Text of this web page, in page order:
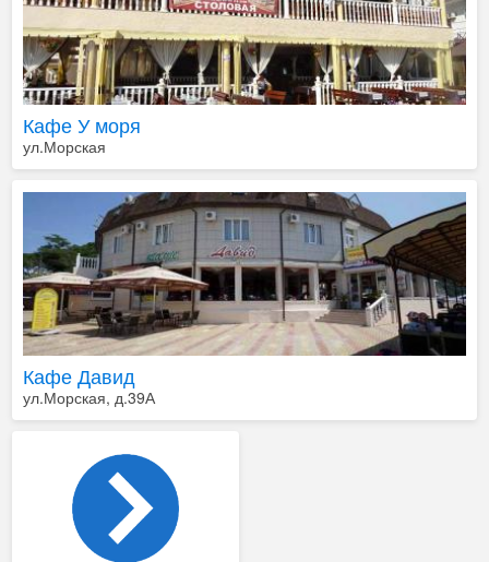
Кафе У моря
ул.Морская
Кафе Давид
ул.Морская, д.39А